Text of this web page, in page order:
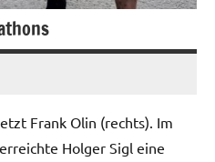
Frank Olin (rechts). Im
Holger Sigl eine